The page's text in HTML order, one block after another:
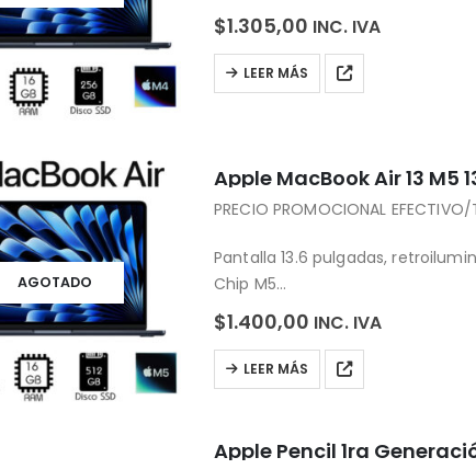
Memoria Ram: 16GB
Almacenamiento: 256GB
Teclado: Magic Keyboard
Puerto de carga MagSafe 3
Sistema…
$1.305,00 INC. IVA
LEER MÁS
AGOTADO
Apple MacBook Air 13 M5
PRECIO PROMOCIONAL EFECTIVO/
Pantalla 13.6 pulgadas,
Chip M5
Memoria Ram: 16GB
Almacenamiento: 512GB SSD
Teclado: Magic Keyboard con
Puerto de carga MagSafe 3
$1.400,00 INC. IVA
LEER MÁS
Apple Pencil 1ra